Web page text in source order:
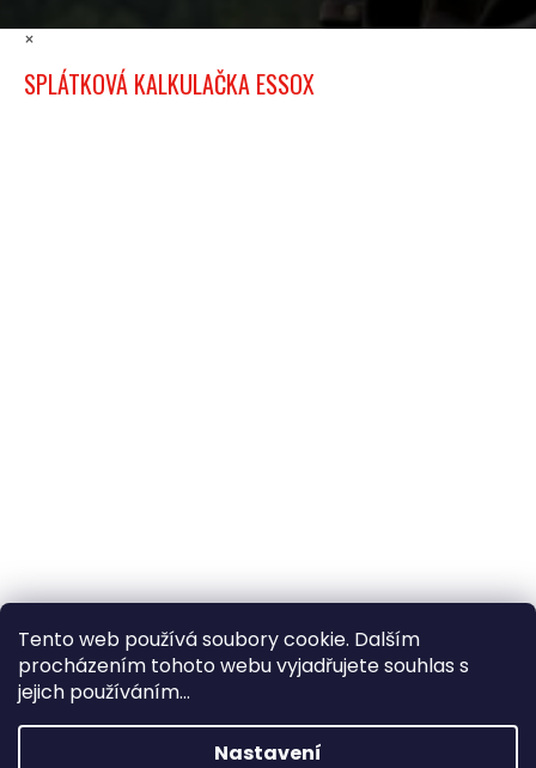
Tento web používá soubory cookie. Dalším
procházením tohoto webu vyjadřujete souhlas s
jejich používáním...
Nastavení
×
SPLÁTKOVÁ KALKULAČKA ESSOX
×
Hledáte nejvýhodnější cenu? Získáte jí
pomocíregistrace